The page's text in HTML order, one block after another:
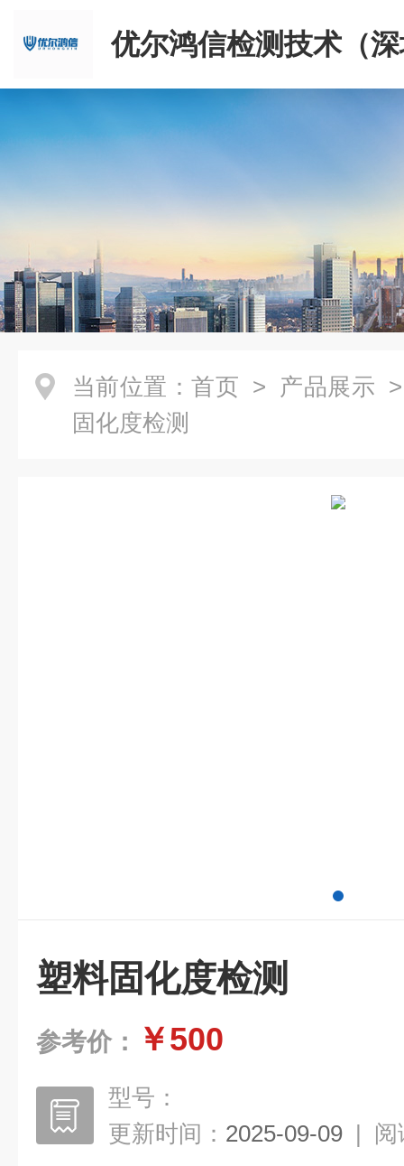
优尔鸿信检测技术（
限公司
当前位置： 首页 > 产品展示
固化度检测
塑料固化度检测
参考价： ￥500
型号：
更新时间： 2025-09-09 | 阅